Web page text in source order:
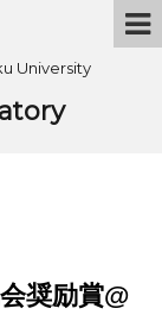
University
奨励賞@